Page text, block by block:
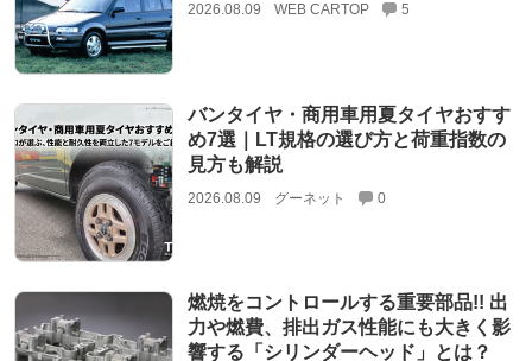
2026.08.09 WEB CARTOP 5
バンタイヤ・商用車用夏タイヤおすす
め7選｜LT規格の選び方と荷重指数の
見方も解説
2026.08.09 グーネット 0
燃焼をコントロールする重要部品!! 出
力や燃費、排出ガス性能にも大きく影
響する「シリンダーヘッド」とは？